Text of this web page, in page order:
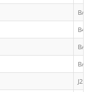
BA7
BA7
J2K